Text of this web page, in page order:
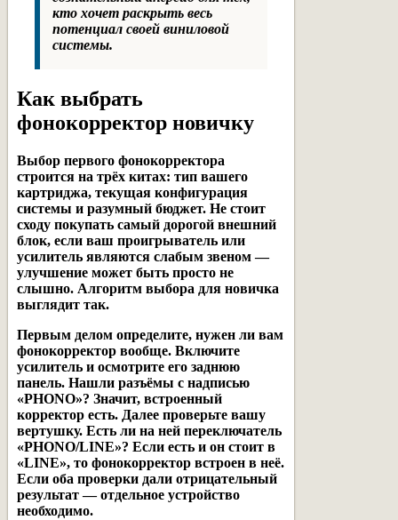
кто хочет раскрыть весь
потенциал своей виниловой
системы.
Как выбрать
фонокорректор новичку
Выбор первого фонокорректора
строится на трёх китах: тип вашего
картриджа, текущая конфигурация
системы и разумный бюджет. Не стоит
сходу покупать самый дорогой внешний
блок, если ваш проигрыватель или
усилитель являются слабым звеном —
улучшение может быть просто не
слышно. Алгоритм выбора для новичка
выглядит так.
Первым делом определите, нужен ли вам
фонокорректор вообще. Включите
усилитель и осмотрите его заднюю
панель. Нашли разъёмы с надписью
«PHONO»? Значит, встроенный
корректор есть. Далее проверьте вашу
вертушку. Есть ли на ней переключатель
«PHONO/LINE»? Если есть и он стоит в
«LINE», то фонокорректор встроен в неё.
Если оба проверки дали отрицательный
результат — отдельное устройство
необходимо.